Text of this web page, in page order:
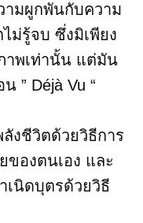
ามผูกพันกับความ
ม่รู้จบ ซึ่งมิเพียง
าพเท่านั้น แต่มัน
” Déjà Vu “
งชีวิตด้วยวิธีการ
ของตนเอง และ
เนิดบุตรด้วยวิธี